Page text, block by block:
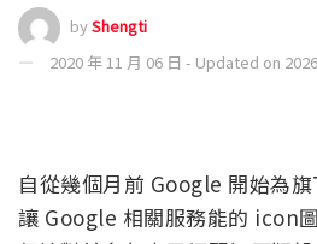
byShengti
2020 年 11 月 06 日 - Updated on
自從幾個月前 Google 開始為旗
讓 Google 相關服務能的 icon